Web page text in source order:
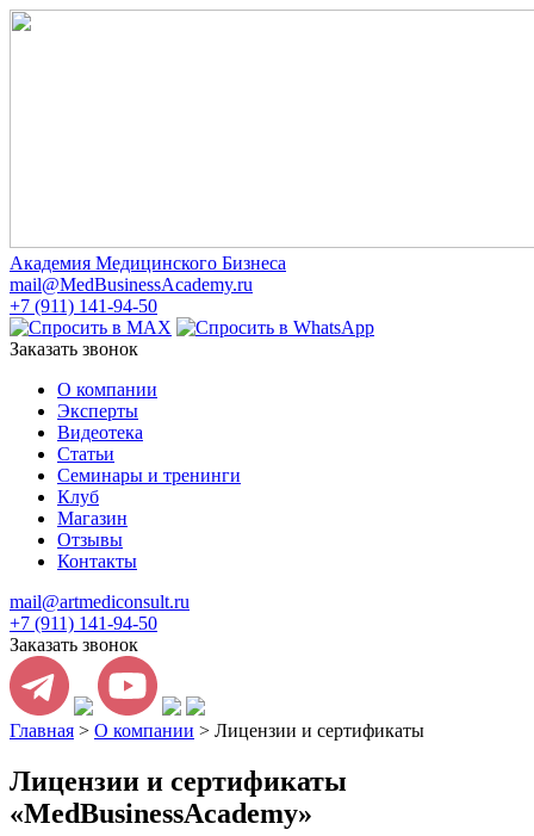
Академия Медицинского Бизнеса
mail@MedBusinessAcademy.ru
+7 (911) 141-94-50
Заказать звонок
О компании
Эксперты
Видеотека
Статьи
Семинары и тренинги
Клуб
Магазин
Отзывы
Контакты
mail@artmediconsult.ru
+7 (911) 141-94-50
Заказать звонок
Главная > О компании > Лицензии и сертификаты
Лицензии и сертификаты
«MedBusinessAcademy»